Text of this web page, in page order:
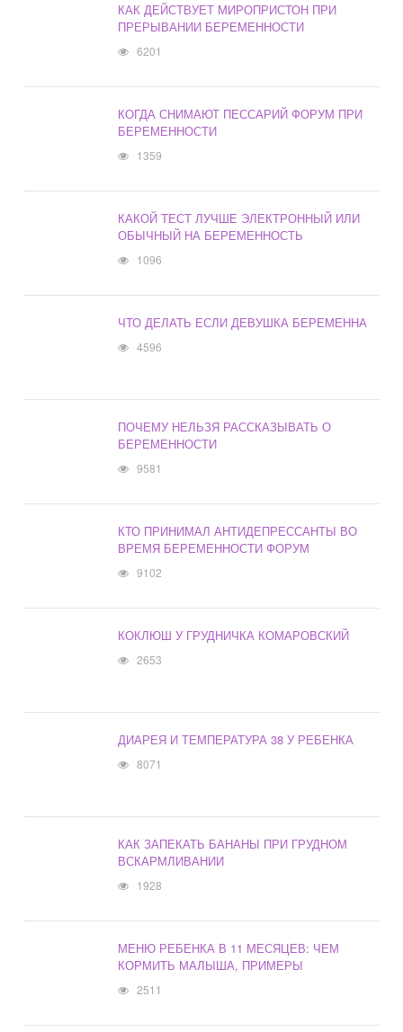
КАК ДЕЙСТВУЕТ МИРОПРИСТОН ПРИ
ПРЕРЫВАНИИ БЕРЕМЕННОСТИ
6201
КОГДА СНИМАЮТ ПЕССАРИЙ ФОРУМ ПРИ
БЕРЕМЕННОСТИ
1359
КАКОЙ ТЕСТ ЛУЧШЕ ЭЛЕКТРОННЫЙ ИЛИ
ОБЫЧНЫЙ НА БЕРЕМЕННОСТЬ
1096
ЧТО ДЕЛАТЬ ЕСЛИ ДЕВУШКА БЕРЕМЕННА
4596
ПОЧЕМУ НЕЛЬЗЯ РАССКАЗЫВАТЬ О
БЕРЕМЕННОСТИ
9581
КТО ПРИНИМАЛ АНТИДЕПРЕССАНТЫ ВО
ВРЕМЯ БЕРЕМЕННОСТИ ФОРУМ
9102
КОКЛЮШ У ГРУДНИЧКА КОМАРОВСКИЙ
2653
ДИАРЕЯ И ТЕМПЕРАТУРА 38 У РЕБЕНКА
8071
КАК ЗАПЕКАТЬ БАНАНЫ ПРИ ГРУДНОМ
ВСКАРМЛИВАНИИ
1928
МЕНЮ РЕБЕНКА В 11 МЕСЯЦЕВ: ЧЕМ
КОРМИТЬ МАЛЫША, ПРИМЕРЫ
2511